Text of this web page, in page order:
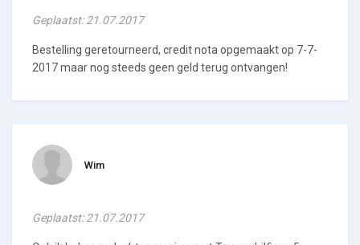
Geplaatst: 21.07.2017
Bestelling geretourneerd, credit nota opgemaakt op 7-7-
2017 maar nog steeds geen geld terug ontvangen!
Wim
Geplaatst: 21.07.2017